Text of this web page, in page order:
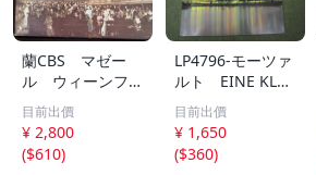
蘭CBS マゼー
ル ウィーンフィ
ル バトル マー
ラー 交響曲第４
番 マゼール絶頂
期の録音
目前出價
¥ 2,800
($610)
LP4796-モーツァ
ルト EINE KLEI
NE NACHTMUSI
K
目前出價
¥ 1,650
($360)